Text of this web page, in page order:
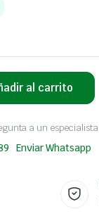
al carrito
a un especialista
Enviar Whatsapp